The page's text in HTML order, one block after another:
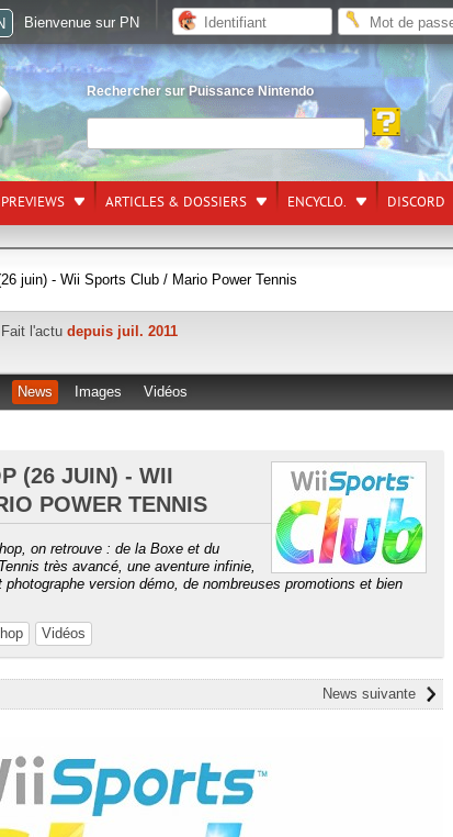
Rechercher sur Puissance Nintendo
ARTICLES & DOSSIERS ENCYCLO. DISCORD
juin) - Wii Sports Club / Mario Power Tennis
Fait l'actu depuis juil. 2011
News Images Vidéos
(26 JUIN) - WII
POWER TENNIS
on retrouve : de la Boxe et du
très avancé, une aventure infinie,
version démo, de nombreuses promotions et bien
Vidéos
News suivante
Bienvenue sur PN